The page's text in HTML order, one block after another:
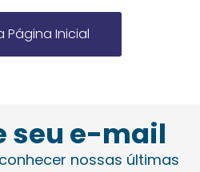
Página Inicial
seu e-mail
nossas últimas